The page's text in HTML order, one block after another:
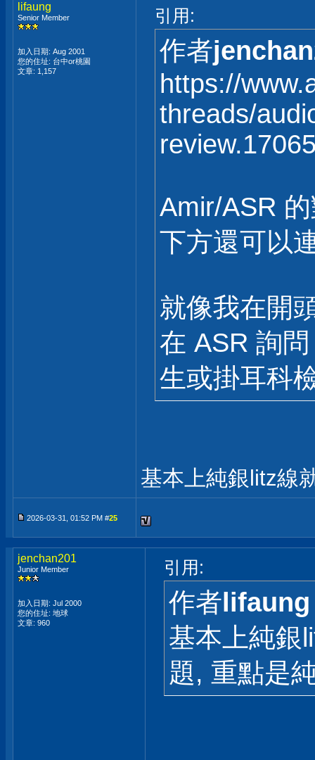
lifaung
Senior Member
加入日期: Aug 2001
您的住址: 台中or桃園
文章: 1,157
引用:
作者
https://
threads/
Amir/ASR
下方還可以
就像我在開
在 ASR 詢
生或掛耳科
基本上純銀litz線
2026-03-31, 01:52 PM #25
jenchan201
Junior Member
加入日期: Jul 2000
您的住址: 地球
文章: 960
引用:
作者 lifaung
基本上純銀
題, 重點是